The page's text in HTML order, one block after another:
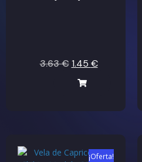
3.63€ 1.45 €
¡Oferta!